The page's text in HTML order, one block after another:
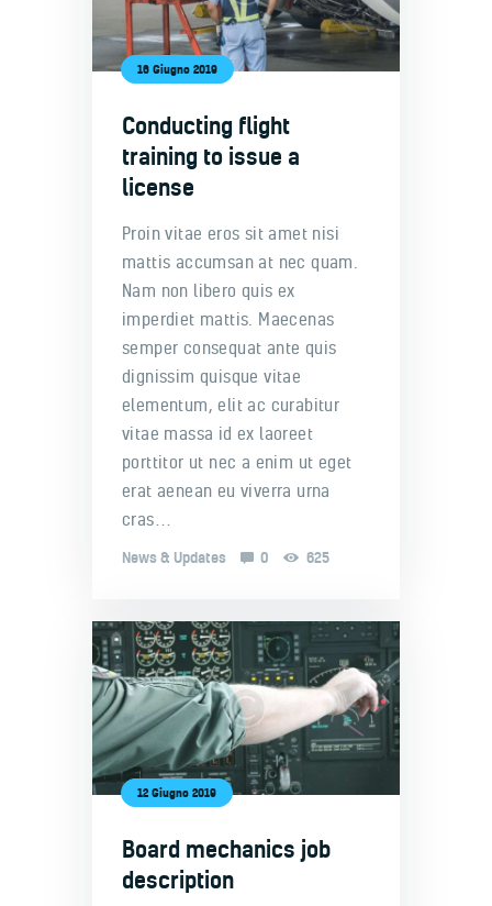
16 Giugno 2019
Conducting flight
training to issue a
license
Proin vitae eros sit amet nisi
mattis accumsan at nec quam.
Nam non libero quis ex
imperdiet mattis. Maecenas
semper consequat ante quis
dignissim quisque vitae
elementum, elit ac curabitur
vitae massa id ex laoreet
porttitor ut nec a enim ut eget
erat aenean eu viverra urna
cras…
News & Updates 0 625
12 Giugno 2019
Board mechanics job
description